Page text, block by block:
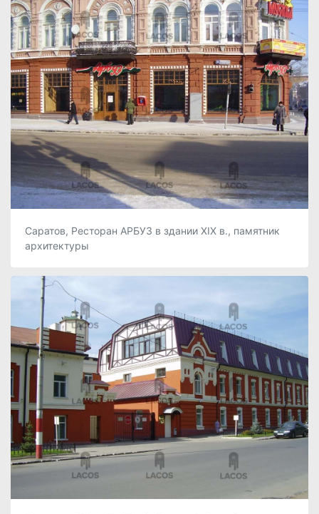
Саратов, Ресторан АРБУЗ в здании ХIХ в., памятник
архитектуры